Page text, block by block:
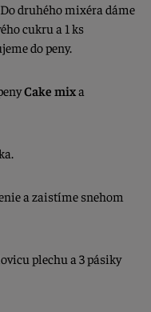
druhého mixéra dáme
cukru a 1 ks
do peny.
Cake mixa
a zaistíme snehom
plechu a 3 pásiky